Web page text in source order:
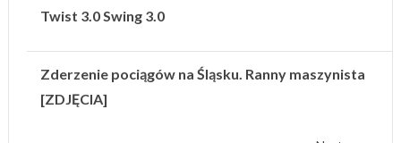
Twist 3.0 Swing 3.0
Zderzenie pociągów na Śląsku. Ranny maszynista
[ZDJĘCIA]